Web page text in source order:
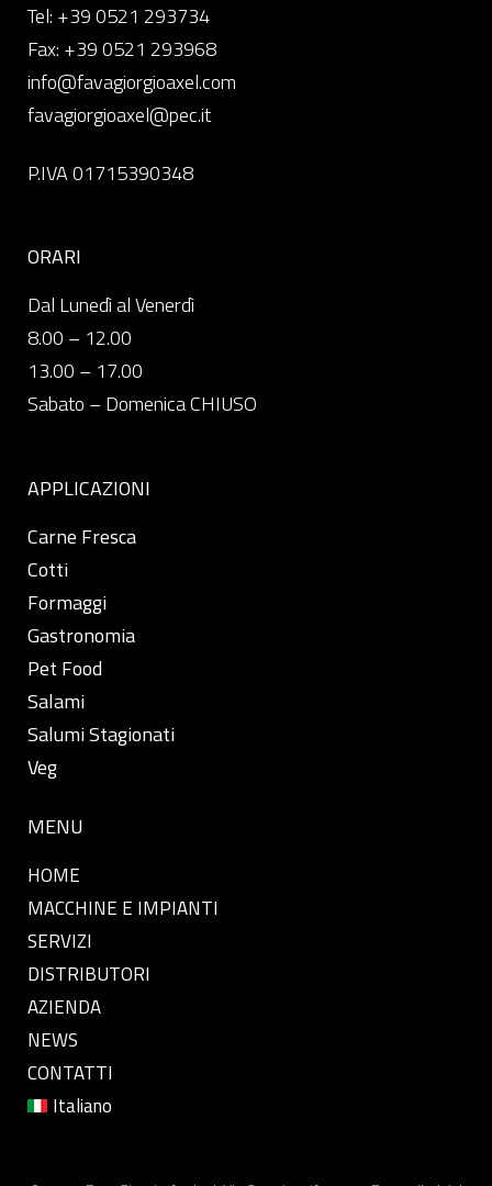
Tel: +39 0521 293734
Fax: +39 0521 293968
info@favagiorgioaxel.com
favagiorgioaxel@pec.it
P.IVA 01715390348
ORARI
Dal Lunedì al Venerdì
8.00 – 12.00
13.00 – 17.00
Sabato – Domenica CHIUSO
APPLICAZIONI
Carne Fresca
Cotti
Formaggi
Gastronomia
Pet Food
Salami
Salumi Stagionati
Veg
MENU
HOME
MACCHINE E IMPIANTI
SERVIZI
DISTRIBUTORI
AZIENDA
NEWS
CONTATTI
Italiano